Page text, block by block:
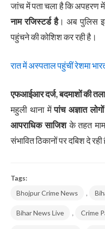
जांच में पता चला है कि अपहरण
नाम रजिस्टर्ड है। अब पुलिस
पहुंचने की कोशिश कर रही है।
रात में अस्पताल पहुंचीं रेशमा
एफआईआर दर्ज, बदमाशों की
महुली थाना मेंपांच अज्ञात
आपराधिक साजिशके तहत
संभावित ठिकानों पर दबिश दे रही
Tags:
Bhojpur Crime News
,
Bihar News Live , Crime